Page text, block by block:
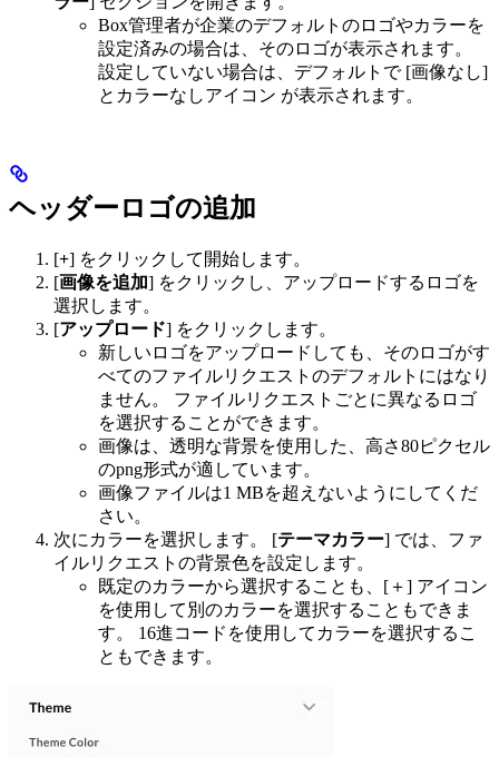
Box管理者が企業のデフォルトのロゴやカラーを
設定済みの場合は、そのロゴが表示されます。
設定していない場合は、デフォルトで [画像なし]
とカラーなしアイコン が表示されます。
ヘッダーロゴの追加
[+] をクリックして開始します。
[画像を追加] をクリックし、アップロードするロゴを
選択します。
[アップロード] をクリックします。
新しいロゴをアップロードしても、そのロゴがす
べてのファイルリクエストのデフォルトにはなり
ません。 ファイルリクエストごとに異なるロゴ
を選択することができます。
画像は、透明な背景を使用した、高さ80ピクセル
のpng形式が適しています。
画像ファイルは1 MBを超えないようにしてくだ
さい。
次にカラーを選択します。 [テーマカラー] では、ファ
イルリクエストの背景色を設定します。
既定のカラーから選択することも、[＋] アイコン
を使用して別のカラーを選択することもできま
す。 16進コードを使用してカラーを選択するこ
ともできます。